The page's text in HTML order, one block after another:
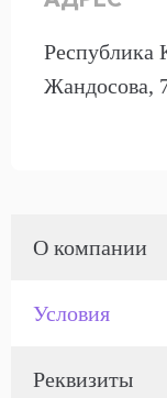
Республика
Жандосова,
О компании
Условия
Реквизиты